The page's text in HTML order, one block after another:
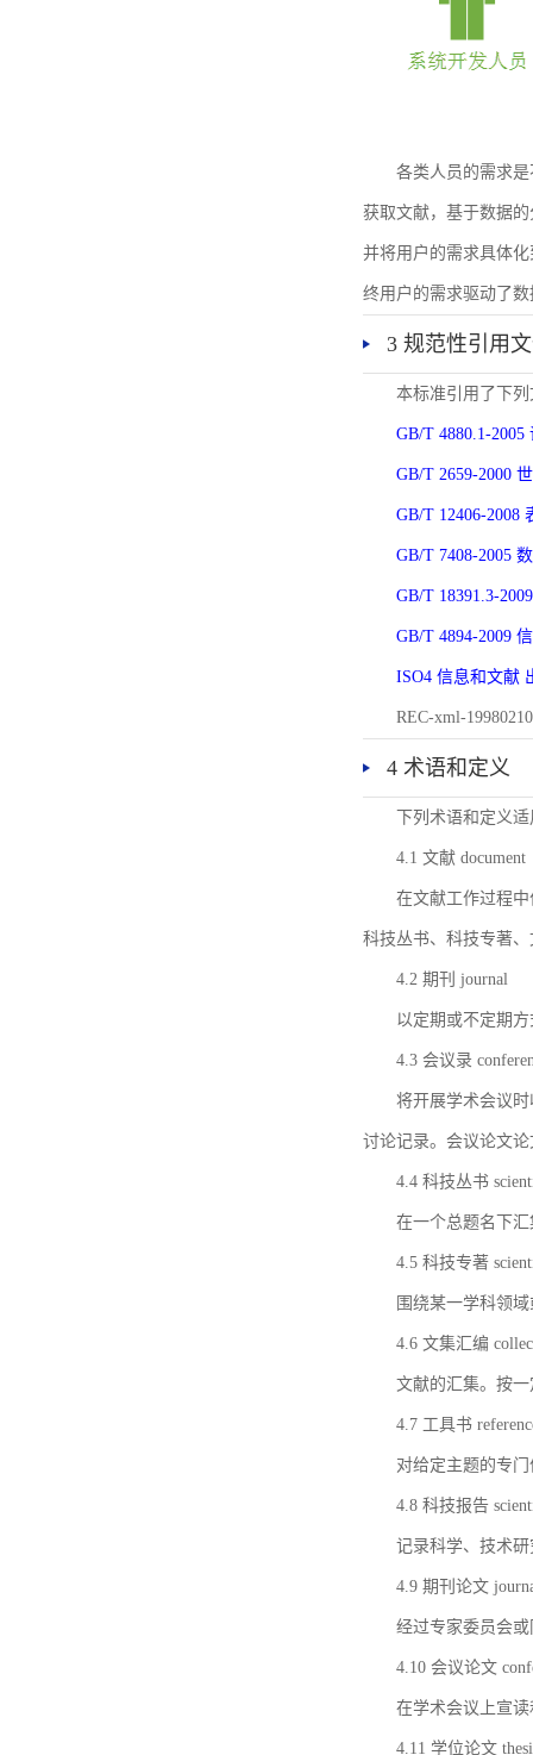
各类人员的需求
获取文献，基于数据
并将用户的需求具体
终用户的需求驱动了
3 规范性引用
本标准引用了下
GB/T 4880.1-
GB/T 2659-2000
GB/T 12406-2008
GB/T 7408-2005
GB/T 18391.3-
GB/T 4894-2009
ISO4 信息和文献
REC-xml-
4 术语和定义
下列术语和定义
4.1 文献 document
在文献工作过程
科技丛书、科技专著
4.2 期刊 journal
以定期或不定期
4.3 会议录
将开展学术会议
讨论记录。会议论文
4.4 科技丛书
在一个总题名下
4.5 科技专著
围绕某一学科领
4.6 文集汇编
文献的汇集。按
4.7 工具书
对给定主题的专
4.8 科技报告
记录科学、技术
4.9 期刊论文
经过专家委员会
4.10 会议论文
在学术会议上宣
4.11 学位论文